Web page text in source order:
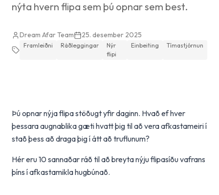
nýta hvern flipa sem þú opnar sem best.
Dream Afar Team 25. desember 2025
Framleiðni Ráðleggingar
Nýr
flipi
Einbeiting Tímastjórnun
Þú opnar nýja flipa stöðugt yfir daginn. Hvað ef hver
þessara augnablika gæti hvatt þig til að vera afkastameiri í
stað þess að draga þig í átt að truflunum?
Hér eru 10 sannaðar ráð til að breyta nýju flipasíðu vafrans
þíns í afkastamikla hugbúnað.